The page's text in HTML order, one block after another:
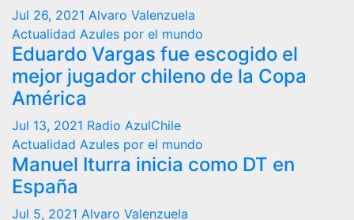
Jul 26, 2021 Alvaro Valenzuela
Actualidad Azules por el mundo
Eduardo Vargas fue escogido el
mejor jugador chileno de la Copa
América
Jul 13, 2021 Radio AzulChile
Actualidad Azules por el mundo
Manuel Iturra inicia como DT en
España
Jul 5, 2021 Alvaro Valenzuela